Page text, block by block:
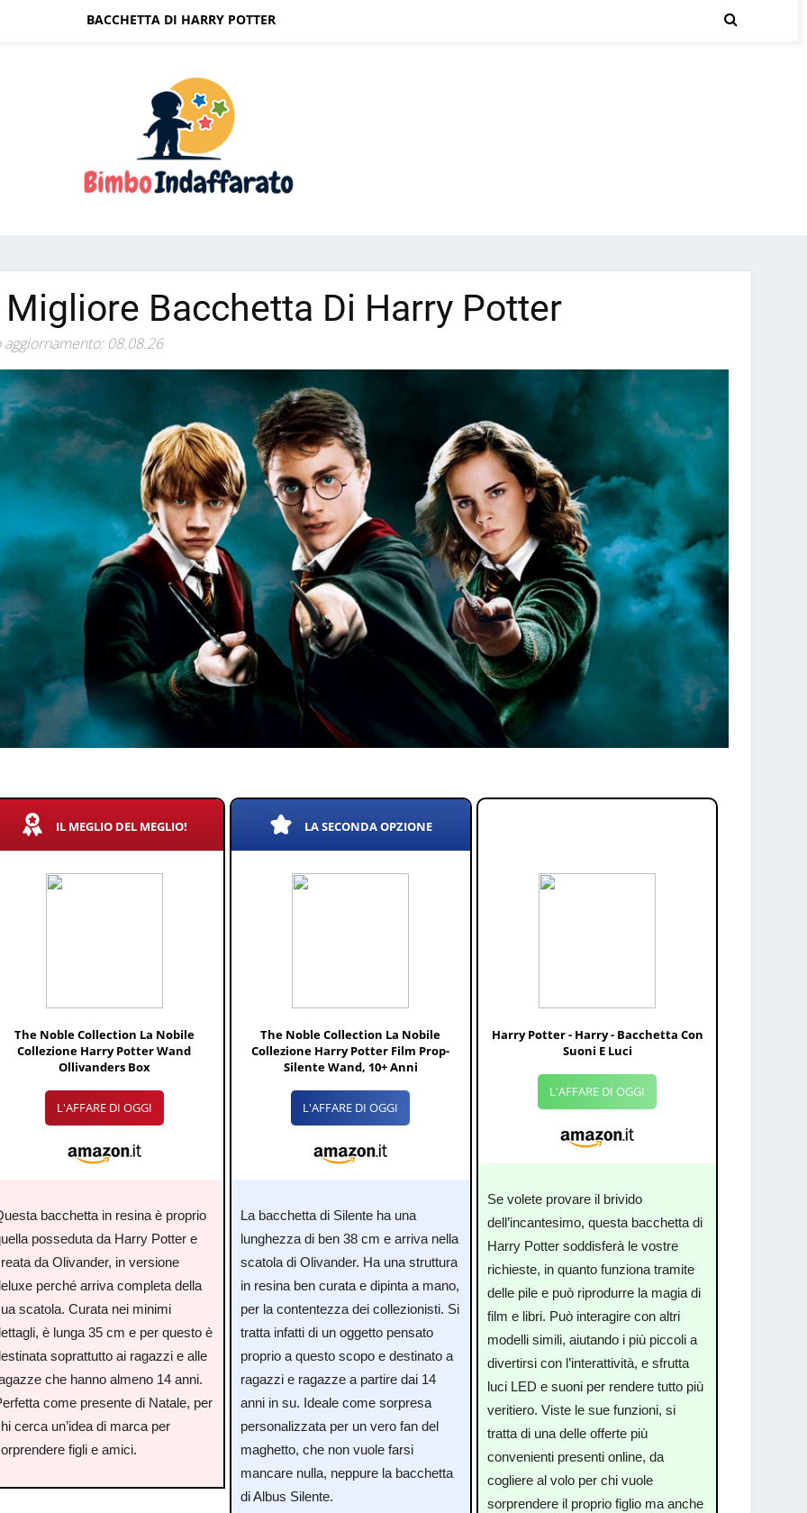
BACCHETTA DI HARRY POTTER
Migliore Bacchetta Di Harry Potter
08.08.26
IL MEGLIO DEL MEGLIO!
The Noble Collection La Nobile
Collezione Harry Potter Wand
Ollivanders Box
L'AFFARE DI OGGI
bacchetta in resina è proprio
posseduta da Harry Potter e
da Olivander, in versione
perché arriva completa della
scatola. Curata nei minimi
è lunga 35 cm e per questo è
soprattutto ai ragazzi e alle
che hanno almeno 14 anni.
come presente di Natale, per
cerca un’idea di marca per
figli e amici.
LA SECONDA OPZIONE
The Noble Collection La Nobile
Collezione Harry Potter Film Prop-
Silente Wand, 10+ Anni
L'AFFARE DI OGGI
La bacchetta di Silente ha una
lunghezza di ben 38 cm e arriva nella
scatola di Olivander. Ha una struttura
in resina ben curata e dipinta a mano,
per la contentezza dei collezionisti. Si
tratta infatti di un oggetto pensato
proprio a questo scopo e destinato a
ragazzi e ragazze a partire dai 14
anni in su. Ideale come sorpresa
personalizzata per un vero fan del
maghetto, che non vuole farsi
mancare nulla, neppure la bacchetta
di Albus Silente.
Harry Potter - Harry - Bacchetta Con
Suoni E Luci
L'AFFARE DI OGGI
Se volete provare il brivido
dell’incantesimo, questa bacchetta di
Harry Potter soddisferà le vostre
richieste, in quanto funziona tramite
delle pile e può riprodurre la magia di
film e libri. Può interagire con altri
modelli simili, aiutando i più piccoli a
divertirsi con l’interattività, e sfrutta
luci LED e suoni per rendere tutto più
veritiero. Viste le sue funzioni, si
tratta di una delle offerte più
convenienti presenti online, da
cogliere al volo per chi vuole
sorprendere il proprio figlio ma anche